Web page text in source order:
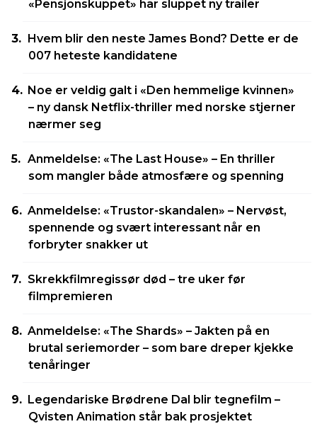
«Pensjonskuppet» har sluppet ny trailer
Hvem blir den neste James Bond? Dette er de
007 heteste kandidatene
Noe er veldig galt i «Den hemmelige kvinnen»
– ny dansk Netflix-thriller med norske stjerner
nærmer seg
Anmeldelse: «The Last House» – En thriller
som mangler både atmosfære og spenning
Anmeldelse: «Trustor-skandalen» – Nervøst,
spennende og svært interessant når en
forbryter snakker ut
Skrekkfilmregissør død – tre uker før
filmpremieren
Anmeldelse: «The Shards» – Jakten på en
brutal seriemorder – som bare dreper kjekke
tenåringer
Legendariske Brødrene Dal blir tegnefilm –
Qvisten Animation står bak prosjektet